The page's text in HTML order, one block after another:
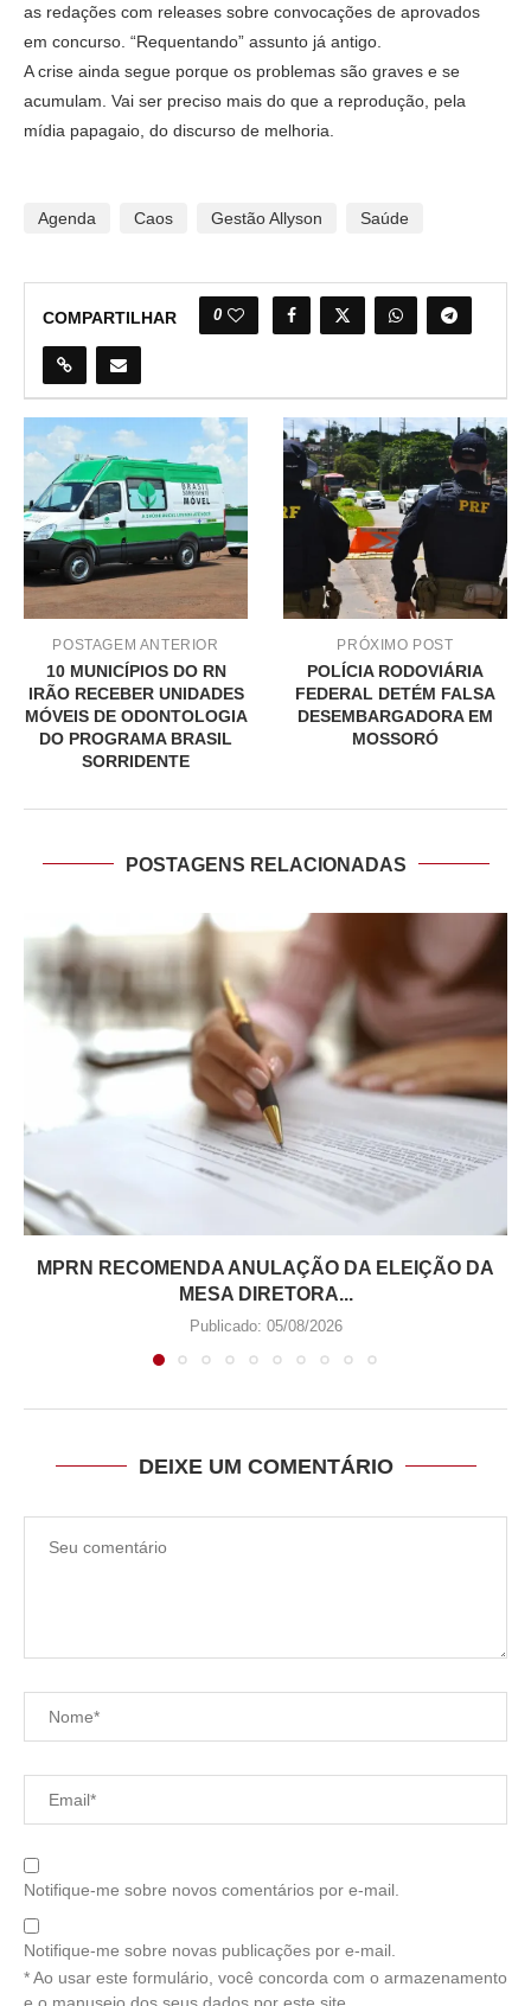
as redações com releases sobre convocações de aprovados
em concurso. “Requentando” assunto já antigo.
A crise ainda segue porque os problemas são graves e se
acumulam. Vai ser preciso mais do que a reprodução, pela
mídia papagaio, do discurso de melhoria.
Agenda Caos Gestão Allyson Saúde
COMPARTILHAR 0
POSTAGEM ANTERIOR
10 MUNICÍPIOS DO RN
IRÃO RECEBER UNIDADES
MÓVEIS DE ODONTOLOGIA
DO PROGRAMA BRASIL
SORRIDENTE
PRÓXIMO POST
POLÍCIA RODOVIÁRIA
FEDERAL DETÉM FALSA
DESEMBARGADORA EM
MOSSORÓ
POSTAGENS RELACIONADAS
MPRN RECOMENDA ANULAÇÃO DA ELEIÇÃO DA
MESA DIRETORA...
Publicado: 05/08/2026
DEIXE UM COMENTÁRIO
Notifique-me sobre novos comentários por e-mail.
Notifique-me sobre novas publicações por e-mail.
* Ao usar este formulário, você concorda com o armazenamento